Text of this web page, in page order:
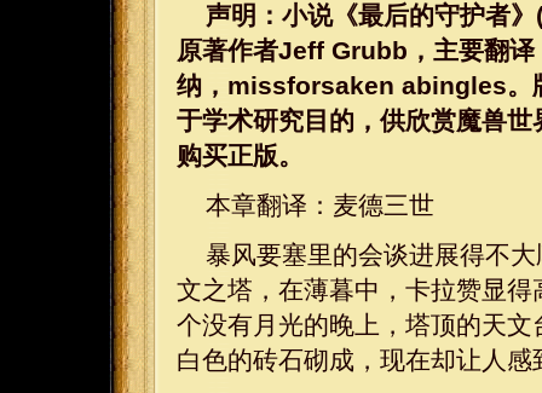
声明：小说《最后的守护者
原著作者Jeff Grubb，主要翻
纳，missforsaken abingles。
于学术研究目的，供欣赏魔兽
购买正版。
本章翻译：麦德三世
暴风要塞里的会谈进展得不
文之塔，在薄暮中，卡拉赞显
个没有月光的晚上，塔顶的天
白色的砖石砌成，现在却让人感